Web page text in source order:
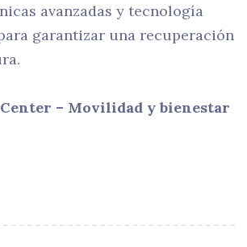
avanzadas y tecnología
garantizar una recuperación
– Movilidad y bienestar